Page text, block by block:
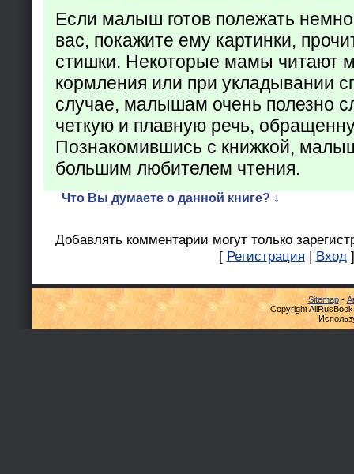
Если малыш готов полежать
вас, покажите ему картинки,
стишки. Некоторые мамы читают
кормления или при укладывании
случае, малышам очень полезно
четкую и плавную речь,
Познакомившись с книжкой,
большим любителем чтения.
Что Вы думаете о данной книге? ↓
Добавлять комментарии могут только
[ Регистрация | Вход ]
Sitemap-
Copyright